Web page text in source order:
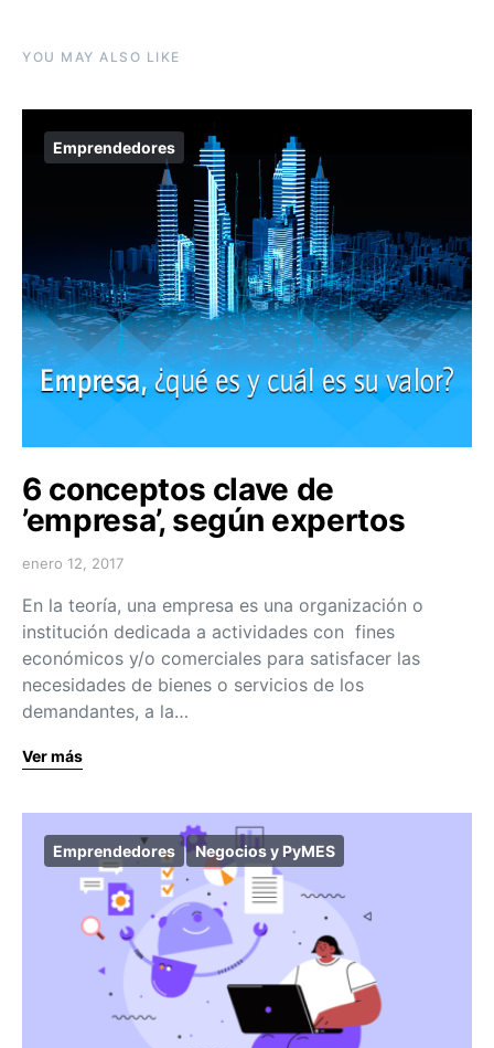
YOU MAY ALSO LIKE
Emprendedores
6 conceptos clave de
’empresa’, según expertos
enero 12, 2017
En la teoría, una empresa es una organización o
institución dedicada a actividades con fines
económicos y/o comerciales para satisfacer las
necesidades de bienes o servicios de los
demandantes, a la…
Ver más
Emprendedores Negocios y PyMES